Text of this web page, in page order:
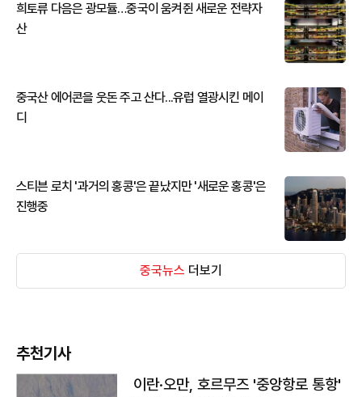
희토류 다음은 광모듈…중국이 움켜쥔 새로운 전략자
산
중국산 에어콘을 웃돈 주고 산다...유럽 열광시킨 메이
디
스티븐 로치 '과거의 홍콩'은 끝났지만 '새로운 홍콩'은
진행중
중국뉴스 더보기
추천기사
이란·오만, 호르무즈 '중앙항로 통항'